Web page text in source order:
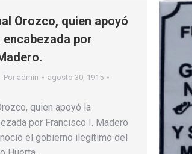
Orozco, quien apoyó
por
Por admin
agosto 30, 1915
quien apoyó la
por Francisco I. Madero
el gobierno ilegítimo del